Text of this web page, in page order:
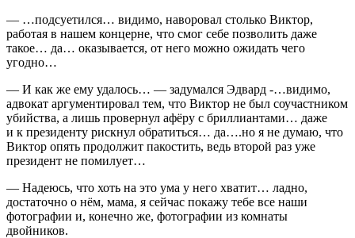
— …подсуетился… видимо, наворовал столько Виктор,
работая в нашем концерне, что смог себе позволить даже
такое… да… оказывается, от него можно ожидать чего
угодно…
— И как же ему удалось… — задумался Эдвард -…видимо,
адвокат аргументировал тем, что Виктор не был соучастником
убийства, а лишь провернул афёру с бриллиантами… даже
и к президенту рискнул обратиться… да….но я не думаю, что
Виктор опять продолжит пакостить, ведь второй раз уже
президент не помилует…
— Надеюсь, что хоть на это ума у него хватит… ладно,
достаточно о нём, мама, я сейчас покажу тебе все наши
фотографии и, конечно же, фотографии из комнаты
двойников.